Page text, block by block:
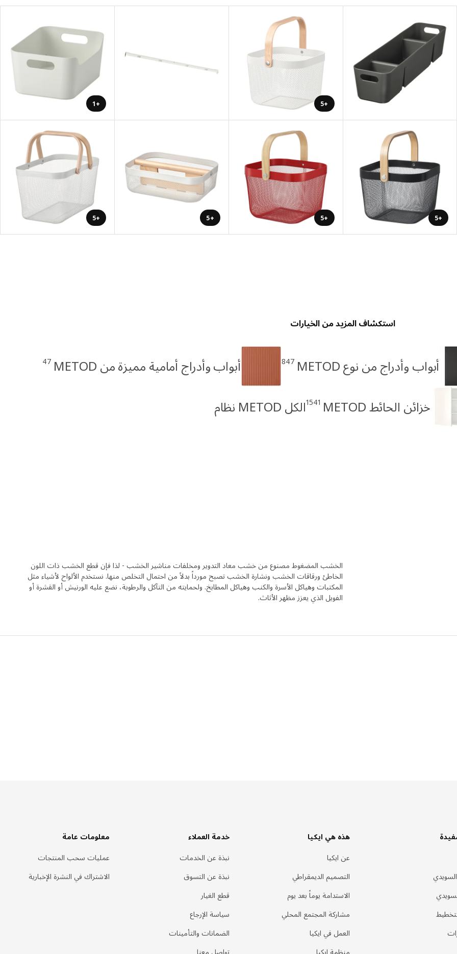
+5
+1
+5
+5
+5
+5
استكشاف المزيد من الخيارات
أبواب وأدراج من نوع METOD 847 أبواب وأدراج أمامية مميزة من METOD 47
خزائن الحائط METOD 1541الكل METOD نظام
الخشب المضغوط مصنوع من خشب معاد التدوير ومخلفات مناشير الخشب - لذا فإن قطع الخشب ذات اللون
الخاطئ ورقاقات الخشب ونشارة الخشب تصبح مورداً بدلاً من احتمال التخلص منها. نستخدم الألواح لأشياء مثل
المكتبات وهياكل الأسرة والكنب وهياكل المطابخ. ولحمايته من التآكل والرطوبة، نضع عليه الورنيش أو القشرة أو
الفويل الذي يعزز مظهر الأثاث.
هذه هي ايكيا
عن ايكيا
التصميم الديمقراطي
الاستدامة يوماً بعد يوم
مشاركة المجتمع المحلي
العمل في ايكيا
منظمة ايكيا
خدمة العملاء
نبذة عن الخدمات
نبذة عن التسوق
قطع الغيار
سياسة الإرجاع
الضمانات والتأمينات
تواصل معنا
معلومات عامة
عمليات سحب المنتجات
الاشتراك في النشرة الإخبارية